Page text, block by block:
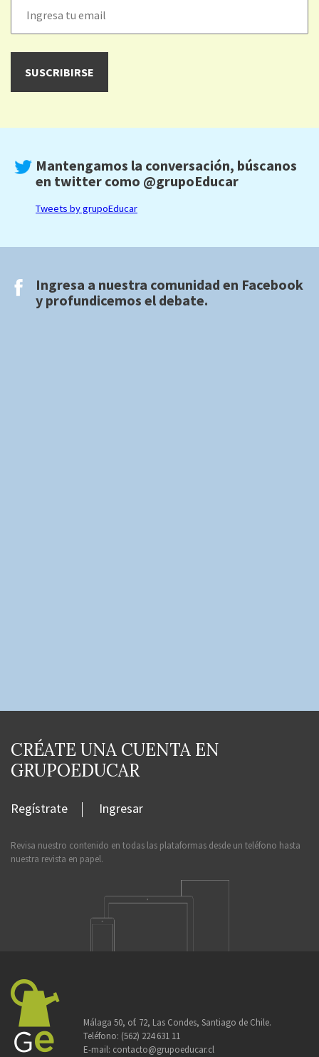
Mantengamos la conversación, búscanos
en twitter como @grupoEducar
Tweets by grupoEducar
Ingresa a nuestra comunidad en Facebook
y profundicemos el debate.
CRÉATE UNA CUENTA EN
GRUPOEDUCAR
Regístrate Ingresar
Revisa nuestro contenido en todas las plataformas desde un teléfono hasta
nuestra revista en papel.
Málaga 50, of. 72, Las Condes, Santiago de Chile.
Teléfono: (562) 224 631 11
E-mail: contacto@grupoeducar.cl